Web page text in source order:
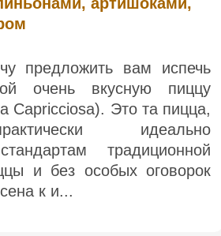
предложить вам испечь
очень вкусную пиццу
Capricciosa). Это та пицца,
идеально
традиционной
и без особых оговорок
к и...